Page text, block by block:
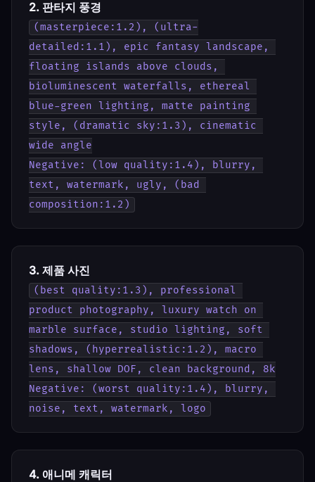
2. 판타지 풍경
(masterpiece:1.2), (ultra-
detailed:1.1), epic fantasy landscape,
floating islands above clouds,
bioluminescent waterfalls, ethereal
blue-green lighting, matte painting
style, (dramatic sky:1.3), cinematic
wide angle
Negative: (low quality:1.4), blurry,
text, watermark, ugly, (bad
composition:1.2)
3. 제품 사진
(best quality:1.3), professional
product photography, luxury watch on
marble surface, studio lighting, soft
shadows, (hyperrealistic:1.2), macro
lens, shallow DOF, clean background, 8k
Negative: (worst quality:1.4), blurry,
noise, text, watermark, logo
4. 애니메 캐릭터